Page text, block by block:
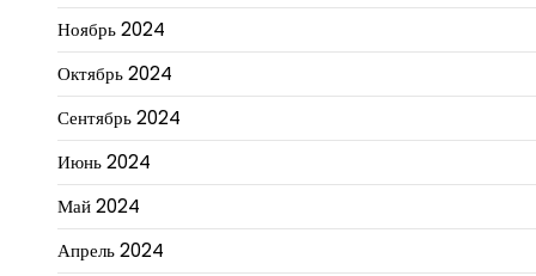
Ноябрь 2024
Октябрь 2024
Сентябрь 2024
Июнь 2024
Май 2024
Апрель 2024